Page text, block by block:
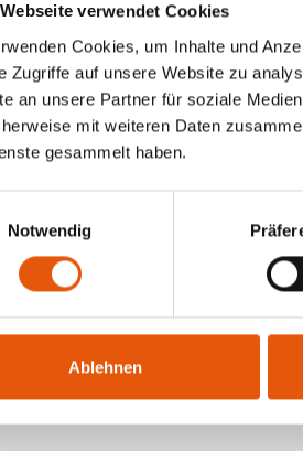
Webseite verwendet Cookies
Cookies, um Inhalte und
Zugriffe auf unsere Website zu
an unsere Partner für soziale
mit weiteren Daten
gesammelt haben.
Notwendig
Ablehnen
in den
Die Seite
In den kommenden